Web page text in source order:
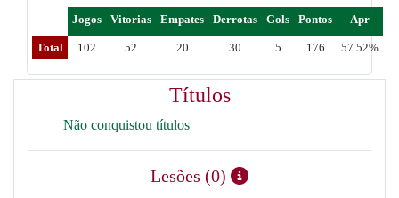
Jogos Vitorias Empates Derrotas Gols Pontos Apr
Total 102 52 20 30 5 176 57.52%
Títulos
Não conquistou títulos
Lesões (0)